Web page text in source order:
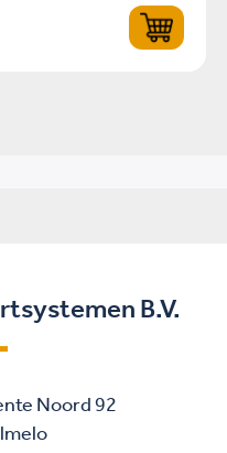
B.V.
Noord 92